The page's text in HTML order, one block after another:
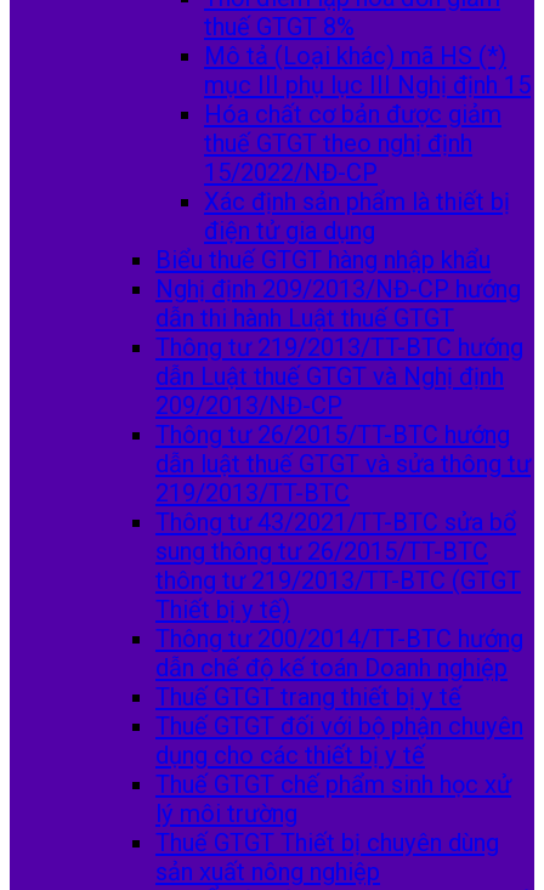
thuế GTGT 8%
Mô tả (Loại khác) mã HS (*)
mục III phụ lục III Nghị định 15
Hóa chất cơ bản được giảm
thuế GTGT theo nghị định
15/2022/NĐ-CP
Xác định sản phẩm là thiết bị
điện tử gia dụng
Biểu thuế GTGT hàng nhập khẩu
Nghị định 209/2013/NĐ-CP hướng
dẫn thi hành Luật thuế GTGT
Thông tư 219/2013/TT-BTC hướng
dẫn Luật thuế GTGT và Nghị định
209/2013/NĐ-CP
Thông tư 26/2015/TT-BTC hướng
dẫn luật thuế GTGT và sửa thông tư
219/2013/TT-BTC
Thông tư 43/2021/TT-BTC sửa bổ
sung thông tư 26/2015/TT-BTC
thông tư 219/2013/TT-BTC (GTGT
Thiết bị y tế)
Thông tư 200/2014/TT-BTC hướng
dẫn chế độ kế toán Doanh nghiệp
Thuế GTGT trang thiết bị y tế
Thuế GTGT đối với bộ phận chuyên
dụng cho các thiết bị y tế
Thuế GTGT chế phẩm sinh học xử
lý môi trường
Thuế GTGT Thiết bị chuyên dùng
sản xuất nông nghiệp